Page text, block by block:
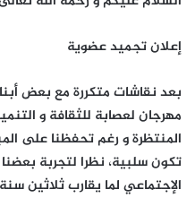
إعلان تجميد عضوية
‏بعد نقاشات متكررة مع بعض
مهرجان لعصابة للثقافة و
المنتظرة و رغم تحفظنا على
تكون سلبية، نظرا لتجربة
الإجتماعي لما يقارب ثلاثين